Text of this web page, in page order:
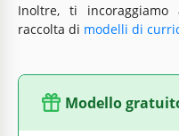
Inoltre, ti
raccolta di modelli di
Modello